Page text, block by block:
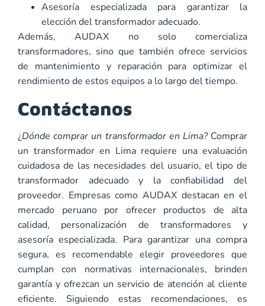
Asesoría especializada para garantizar la
elección del transformador adecuado.
Además, AUDAX no solo comercializa
transformadores, sino que también ofrece servicios
de mantenimiento y reparación para optimizar el
rendimiento de estos equipos a lo largo del tiempo.
Contáctanos
¿Dónde comprar un transformador en Lima? Comprar
un transformador en Lima requiere una evaluación
cuidadosa de las necesidades del usuario, el tipo de
transformador adecuado y la confiabilidad del
proveedor. Empresas como AUDAX destacan en el
mercado peruano por ofrecer productos de alta
calidad, personalización de transformadores y
asesoría especializada. Para garantizar una compra
segura, es recomendable elegir proveedores que
cumplan con normativas internacionales, brinden
garantía y ofrezcan un servicio de atención al cliente
eficiente. Siguiendo estas recomendaciones, es